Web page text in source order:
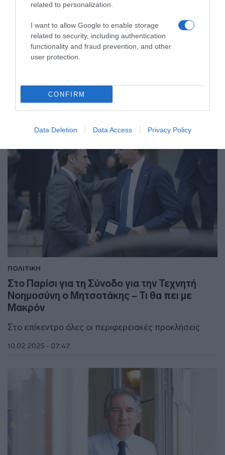
related to personalization.
I want to allow Google to enable storage
related to security, including authentication
functionality and fraud prevention, and other
user protection.
CONFIRM
Data Deletion Data Access Privacy Policy
ΠΟΛΙΤΙΚΗ
Κυριάκος Μητσοτάκης: Στο τραπέζι της
συνάντησης με τον Μακρόν οι πύραυλοι
Meteor – Τι συζητήθηκε ανάμεσα στις δυο
πλευρές
10.02.2025 - 18:40
ΠΟΛΙΤΙΚΗ
Στο Παρίσι για τη Σύνοδο για την Τεχνητή
Νοημοσύνη ο Μητσοτάκης – Τι θα πει με
Μακρόν
Στο επίκεντρο όλες οι περιφερειακές προκλήσεις
10.02.2025 - 07:47